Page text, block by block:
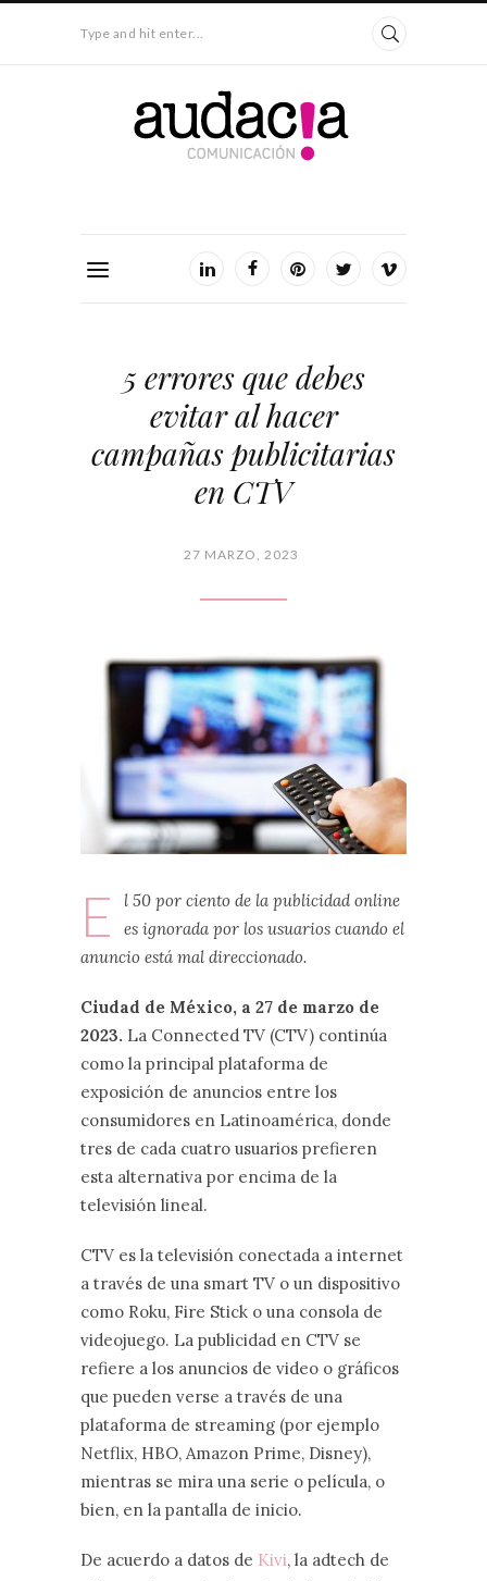
Type and hit enter...
5 errores que debes
evitar al hacer
campañas publicitarias
en CTV
27 MARZO, 2023
E
l 50 por ciento de la publicidad online
es ignorada por los usuarios cuando el
anuncio está mal direccionado.
Ciudad de México, a 27 de marzo de
2023. La Connected TV (CTV) continúa
como la principal plataforma de
exposición de anuncios entre los
consumidores en Latinoamérica, donde
tres de cada cuatro usuarios prefieren
esta alternativa por encima de la
televisión lineal.
CTV es la televisión conectada a internet
a través de una smart TV o un dispositivo
como Roku, Fire Stick o una consola de
videojuego. La publicidad en CTV se
refiere a los anuncios de video o gráficos
que pueden verse a través de una
plataforma de streaming (por ejemplo
Netflix, HBO, Amazon Prime, Disney),
mientras se mira una serie o película, o
bien, en la pantalla de inicio.
De acuerdo a datos de Kivi, la adtech de